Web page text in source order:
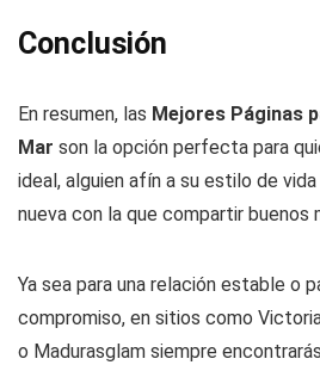
Conclusión
En resumen, las Mejores Páginas
Mar son la opción perfecta para
ideal, alguien afín a su estilo de
nueva con la que compartir buenos
Ya sea para una relación estable o
compromiso, en sitios como
o Madurasglam siempre